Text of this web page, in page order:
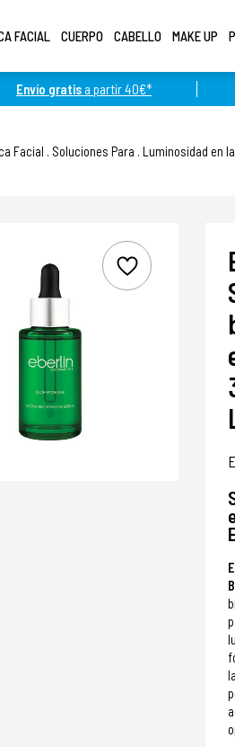
Envío gratis a partir 40€*
FACIAL CUERPO CABELLO MAKE UP
Facial Soluciones Para Luminosidad en